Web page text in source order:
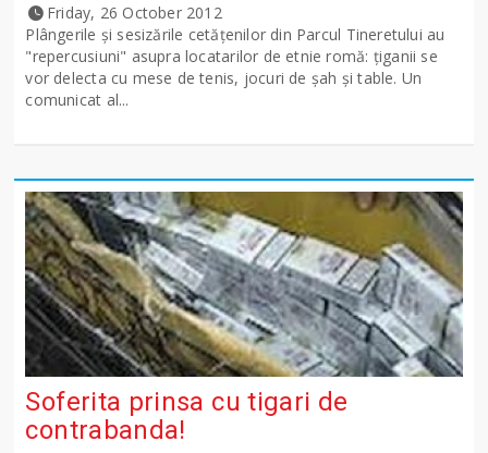
Friday, 26 October 2012
Plângerile și sesizările cetățenilor din Parcul Tineretului au
"repercusiuni" asupra locatarilor de etnie romă: țiganii se
vor delecta cu mese de tenis, jocuri de șah și table. Un
comunicat al...
Soferita prinsa cu tigari de
contrabanda!